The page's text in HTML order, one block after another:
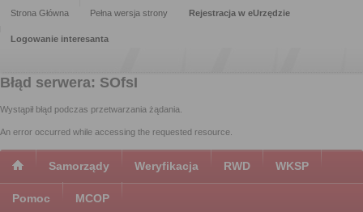
Strona Główna Pełna wersja strony Rejestracja w eUrzędzie
Logowanie interesanta
Błąd serwera: SOfsI
Wystąpił błąd podczas przetwarzania żądania.
An error occurred while accessing the requested resource.
Samorządy Weryfikacja RWD WKSP
Pomoc MCOP